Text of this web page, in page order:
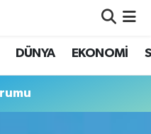
DÜNYA EKONOMİ